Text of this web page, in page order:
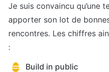
Je suis convaincu qu’une
apporter son lot de
rencontres. Les chiffres
:
Build in public